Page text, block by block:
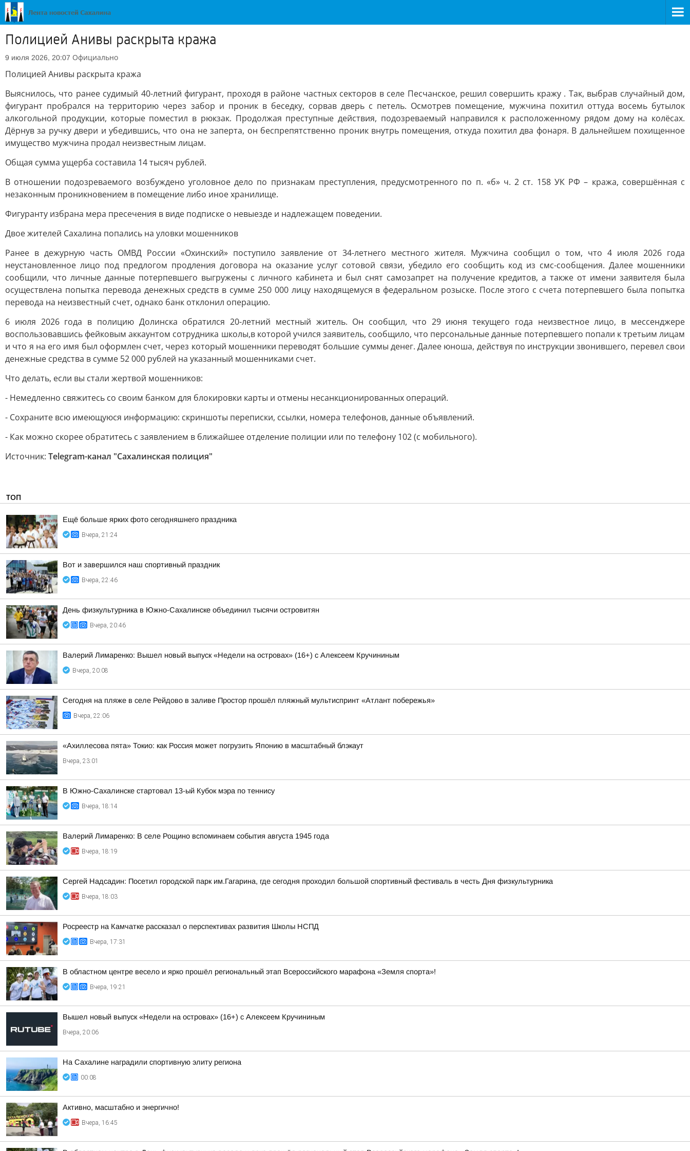
Полицией Анивы раскрыта кража
9 июля 2026, 20:07 Официально
Полицией Анивы раскрыта кража
Выяснилось, что ранее судимый 40-летний фигурант, проходя в районе частных секторов в селе Песчанское, решил совершить кражу . Так, выбрав случайный дом,
фигурант пробрался на территорию через забор и проник в беседку, сорвав дверь с петель. Осмотрев помещение, мужчина похитил оттуда восемь бутылок
алкогольной продукции, которые поместил в рюкзак. Продолжая преступные действия, подозреваемый направился к расположенному рядом дому на колёсах.
Дёрнув за ручку двери и убедившись, что она не заперта, он беспрепятственно проник внутрь помещения, откуда похитил два фонаря. В дальнейшем похищенное
имущество мужчина продал неизвестным лицам.
Общая сумма ущерба составила 14 тысяч рублей.
В отношении подозреваемого возбуждено уголовное дело по признакам преступления, предусмотренного по п. «б» ч. 2 ст. 158 УК РФ – кража, совершённая с
незаконным проникновением в помещение либо иное хранилище.
Фигуранту избрана мера пресечения в виде подписке о невыезде и надлежащем поведении.
Двое жителей Сахалина попались на уловки мошенников
Ранее в дежурную часть ОМВД России «Охинский» поступило заявление от 34-летнего местного жителя. Мужчина сообщил о том, что 4 июля 2026 года
неустановленное лицо под предлогом продления договора на оказание услуг сотовой связи, убедило его сообщить код из смс-сообщения. Далее мошенники
сообщили, что личные данные потерпевшего выгружены с личного кабинета и был снят самозапрет на получение кредитов, а также от имени заявителя была
осуществлена попытка перевода денежных средств в сумме 250 000 лицу находящемуся в федеральном розыске. После этого с счета потерпевшего была попытка
перевода на неизвестный счет, однако банк отклонил операцию.
6 июля 2026 года в полицию Долинска обратился 20-летний местный житель. Он сообщил, что 29 июня текущего года неизвестное лицо, в мессенджере
воспользовавшись фейковым аккаунтом сотрудника школы,в которой учился заявитель, сообщило, что персональные данные потерпевшего попали к третьим лицам
и что я на его имя был оформлен счет, через который мошенники переводят большие суммы денег. Далее юноша, действуя по инструкции звонившего, перевел свои
денежные средства в сумме 52 000 рублей на указанный мошенниками счет.
Что делать, если вы стали жертвой мошенников:
- Немедленно свяжитесь со своим банком для блокировки карты и отмены несанкционированных операций.
- Сохраните всю имеющуюся информацию: скриншоты переписки, ссылки, номера телефонов, данные объявлений.
- Как можно скорее обратитесь с заявлением в ближайшее отделение полиции или по телефону 102 (с мобильного).
Источник: Telegram-канал "Сахалинская полиция"
ТОП
Ещё больше ярких фото сегодняшнего праздника
Вчера, 21:24
Вот и завершился наш спортивный праздник
Вчера, 22:46
День физкультурника в Южно-Сахалинске объединил тысячи островитян
Вчера, 20:46
Валерий Лимаренко: Вышел новый выпуск «Недели на островах» (16+) с Алексеем Кручининым
Вчера, 20:08
Сегодня на пляже в селе Рейдово в заливе Простор прошёл пляжный мультиспринт «Атлант побережья»
Вчера, 22:06
«Ахиллесова пята» Токио: как Россия может погрузить Японию в масштабный блэкаут
Вчера, 23:01
В Южно-Сахалинске стартовал 13-ый Кубок мэра по теннису
Вчера, 18:14
Валерий Лимаренко: В селе Рощино вспоминаем события августа 1945 года
Вчера, 18:19
Сергей Надсадин: Посетил городской парк им.Гагарина, где сегодня проходил большой спортивный фестиваль в честь Дня физкультурника
Вчера, 18:03
Росреестр на Камчатке рассказал о перспективах развития Школы НСПД
Вчера, 17:31
В областном центре весело и ярко прошёл региональный этап Всероссийского марафона «Земля спорта»!
Вчера, 19:21
Вышел новый выпуск «Недели на островах» (16+) с Алексеем Кручининым
Вчера, 20:06
На Сахалине наградили спортивную элиту региона
00:08
Активно, масштабно и энергично!
Вчера, 16:45